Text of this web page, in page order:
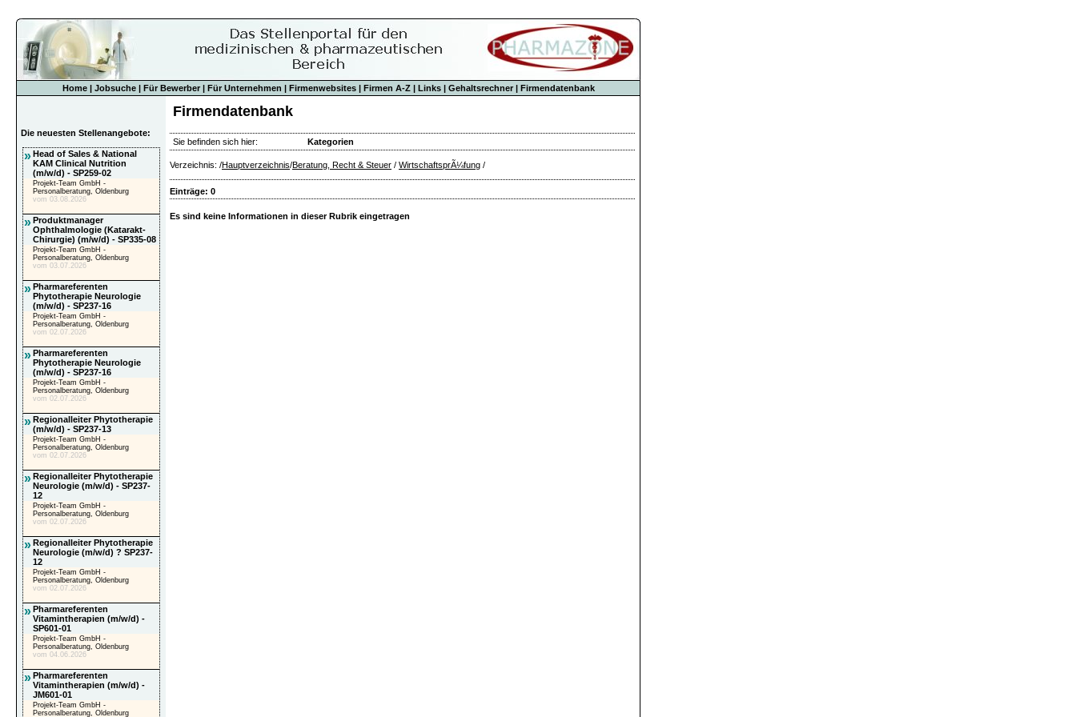
Home| Jobsuche| Für Bewerber| Für Unternehmen | Firmenwebsites| Firmen A-Z| Links| Gehaltsrechner| Firmendatenbank
Die neuesten Stellenangebote:
»Head of Sales & National
KAM Clinical Nutrition
(m/w/d) - SP259-02
Projekt-Team GmbH -
Personalberatung, Oldenburg
vom 03.08.2026
»Produktmanager
Ophthalmologie (Katarakt-
Chirurgie) (m/w/d) - SP335-08
Projekt-Team GmbH -
Personalberatung, Oldenburg
vom 03.07.2026
»Pharmareferenten
Phytotherapie Neurologie
(m/w/d) - SP237-16
Projekt-Team GmbH -
Personalberatung, Oldenburg
vom 02.07.2026
»Pharmareferenten
Phytotherapie Neurologie
(m/w/d) - SP237-16
Projekt-Team GmbH -
Personalberatung, Oldenburg
vom 02.07.2026
»Regionalleiter Phytotherapie
(m/w/d) - SP237-13
Projekt-Team GmbH -
Personalberatung, Oldenburg
vom 02.07.2026
»Regionalleiter Phytotherapie
Neurologie (m/w/d) - SP237-
12
Projekt-Team GmbH -
Personalberatung, Oldenburg
vom 02.07.2026
»Regionalleiter Phytotherapie
Neurologie (m/w/d) ? SP237-
12
Projekt-Team GmbH -
Personalberatung, Oldenburg
vom 02.07.2026
»Pharmareferenten
Vitamintherapien (m/w/d) -
SP601-01
Projekt-Team GmbH -
Personalberatung, Oldenburg
vom 04.06.2026
»Pharmareferenten
Vitamintherapien (m/w/d) -
JM601-01
Projekt-Team GmbH -
Personalberatung, Oldenburg
Firmendatenbank
Sie befinden sich hier: Kategorien
Verzeichnis: /Hauptverzeichnis/Beratung, Recht & Steuer / WirtschaftsprÃ¼fung /
Einträge: 0
Es sind keine Informationen in dieser Rubrik eingetragen